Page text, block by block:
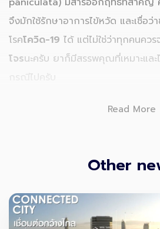
Read More
จึงมักใช้รักษาอาการไข้หวัด และเชื่อ
โรคโควิด-19 ได้ แต่ไม่ใช่ว่าทุกคนควร
โจรนะครับ ยาก็มีสรรพคุณที่เหมาะและ
กรณีไปครับ
วันนี้ SKY เลยพาทุกคนมาอ่าน 5 ข้อที่
Other